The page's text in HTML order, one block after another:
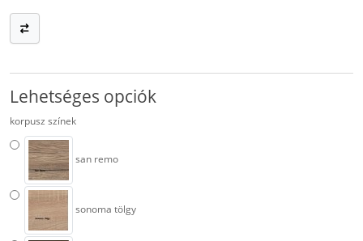
Lehetséges opciók
korpusz színek
san remo
sonoma tölgy